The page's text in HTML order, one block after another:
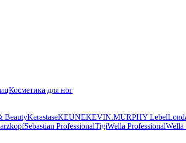
Косметика для ног
BeautyKerastaseKEUNEKEVIN.MURPHY Lebel
Sebastian ProfessionalTigiWella ProfessionalWella